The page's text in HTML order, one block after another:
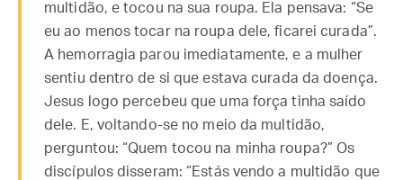
multidão, e tocou na sua roupa. Ela pensava: “Se
eu ao menos tocar na roupa dele, ficarei curada”.
A hemorragia parou imediatamente, e a mulher
sentiu dentro de si que estava curada da doença.
Jesus logo percebeu que uma força tinha saído
dele. E, voltando-se no meio da multidão,
perguntou: “Quem tocou na minha roupa?” Os
discípulos disseram: “Estás vendo a multidão que